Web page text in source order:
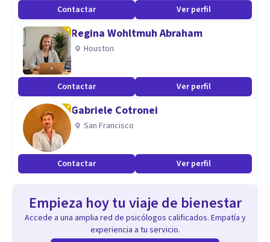
Contactar Ver perfil
Regina Wohltmuh Abraham
Houston
Contactar Ver perfil
Gabriele Cotronei
San Francisco
Contactar Ver perfil
Empieza hoy tu viaje de bienestar
Accede a una amplia red de psicólogos calificados. Empatía y
experiencia a tu servicio.